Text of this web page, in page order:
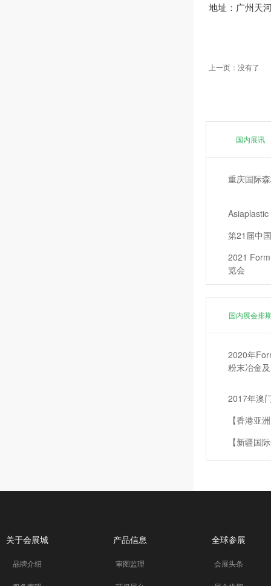
地址：广州
上一页：没有了
国内展讯
重庆国际
第21届中
2021
览会
2021年马
韩国
国内展会排
2020年
粉末冶金
2017年澳
【香港亚
【新疆国
2017年云
2016-
关于会展城
品牌介绍
产品信息
审图监理
全球参展
会展头条